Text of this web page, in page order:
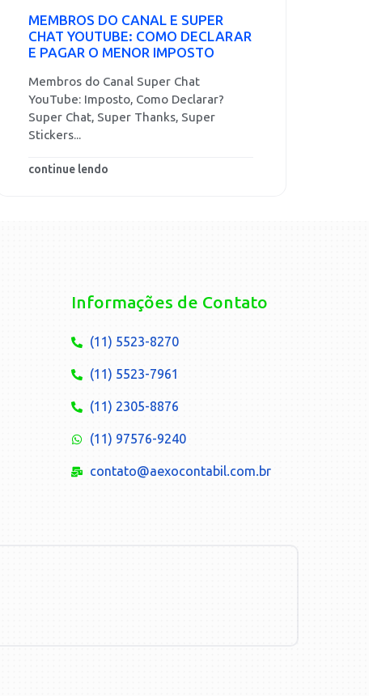
MEMBROS DO CANAL E SUPER
CHAT YOUTUBE: COMO DECLARAR
E PAGAR O MENOR IMPOSTO
Membros do Canal Super Chat
YouTube: Imposto, Como Declarar?
Super Chat, Super Thanks, Super
Stickers...
continue lendo
Informações de Contato
(11) 5523-8270
(11) 5523-7961
(11) 2305-8876
(11) 97576-9240
contato@aexocontabil.com.br